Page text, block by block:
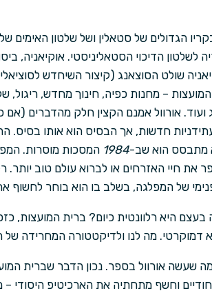
הגדולים של סטאלין ושל שלטון האימים
לשלטון הדיכוי הסטאליניסטי. אוקיאניה,
שולט הסוצאנג (קיצור השיחדש
– מחנות כפיה, חינוך מחדש, ריגול,
ועוד. אורוול אמנם הקצין חלק מהדברים
עתידניות חדשות, אך הבסיס הוא אותו בסיס.
מתבסס הוא שב-1984 המסכות מוסרות.
את חיי האזרחים או לברוא עולם טוב יותר.
של המפלגה, בשלב בו הוא בוחר לחשוף
דמוקרטי. מה לנו ולדיקטטורה המחרידה
שעשה אורוול בספר. נכון הדבר שברית
וחשף מתחתיה את הארכיטיפ היסודי